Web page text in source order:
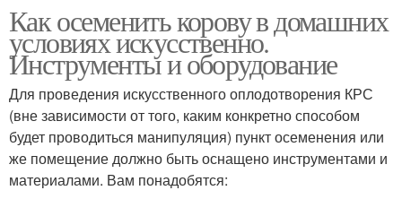
Как осеменить корову в домашних
условиях искусственно.
Инструменты и оборудование
Для проведения искусственного оплодотворения КРС
(вне зависимости от того, каким конкретно способом
будет проводиться манипуляция) пункт осеменения или
же помещение должно быть оснащено инструментами и
материалами. Вам понадобятся: